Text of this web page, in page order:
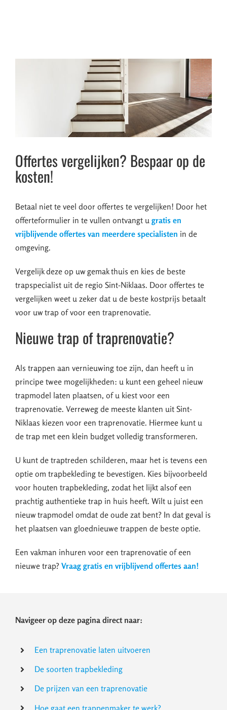
Offertes vergelijken? Bespaar op de
kosten!
Betaal niet te veel door offertes te vergelijken! Door het
offerteformulier in te vullen ontvangt u gratis en
vrijblijvende offertes van meerdere specialisten in de
omgeving.
Vergelijk deze op uw gemak thuis en kies de beste
trapspecialist uit de regio Sint-Niklaas. Door offertes te
vergelijken weet u zeker dat u de beste kostprijs betaalt
voor uw trap of voor een traprenovatie.
Nieuwe trap of traprenovatie?
Als trappen aan vernieuwing toe zijn, dan heeft u in
principe twee mogelijkheden: u kunt een geheel nieuw
trapmodel laten plaatsen, of u kiest voor een
traprenovatie. Verreweg de meeste klanten uit Sint-
Niklaas kiezen voor een traprenovatie. Hiermee kunt u
de trap met een klein budget volledig transformeren.
U kunt de traptreden schilderen, maar het is tevens een
optie om trapbekleding te bevestigen. Kies bijvoorbeeld
voor houten trapbekleding, zodat het lijkt alsof een
prachtig authentieke trap in huis heeft. Wilt u juist een
nieuw trapmodel omdat de oude zat bent? In dat geval is
het plaatsen van gloednieuwe trappen de beste optie.
Een vakman inhuren voor een traprenovatie of een
nieuwe trap? Vraag gratis en vrijblijvend offertes aan!
Navigeer op deze pagina direct naar:
Een traprenovatie laten uitvoeren
De soorten trapbekleding
De prijzen van een traprenovatie
Hoe gaat een trappenmaker te werk?